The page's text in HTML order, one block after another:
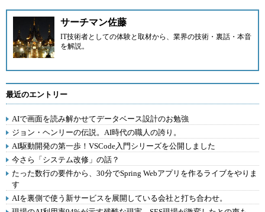
サーチマン佐藤
IT技術者としての体験と取材から、業界の技術・裏話・本音
を解説。
最近のエントリー
AIで画面を読み解かせてデータベース設計のお勉強
ジョン・ヘンリーの伝説。AI時代の職人の誇り。
AI駆動開発の第一歩！VSCode入門シリーズを公開しました
今さら「システム改修」の話？
たった数行の要件から、30分でSpring Webアプリを作るライブをやりま
す
AIを裏側で使う新サービスを展開している会社と打ち合わせ。